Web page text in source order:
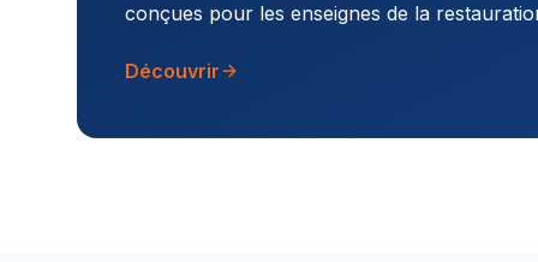
conçues pour les enseignes de la
Découvrir